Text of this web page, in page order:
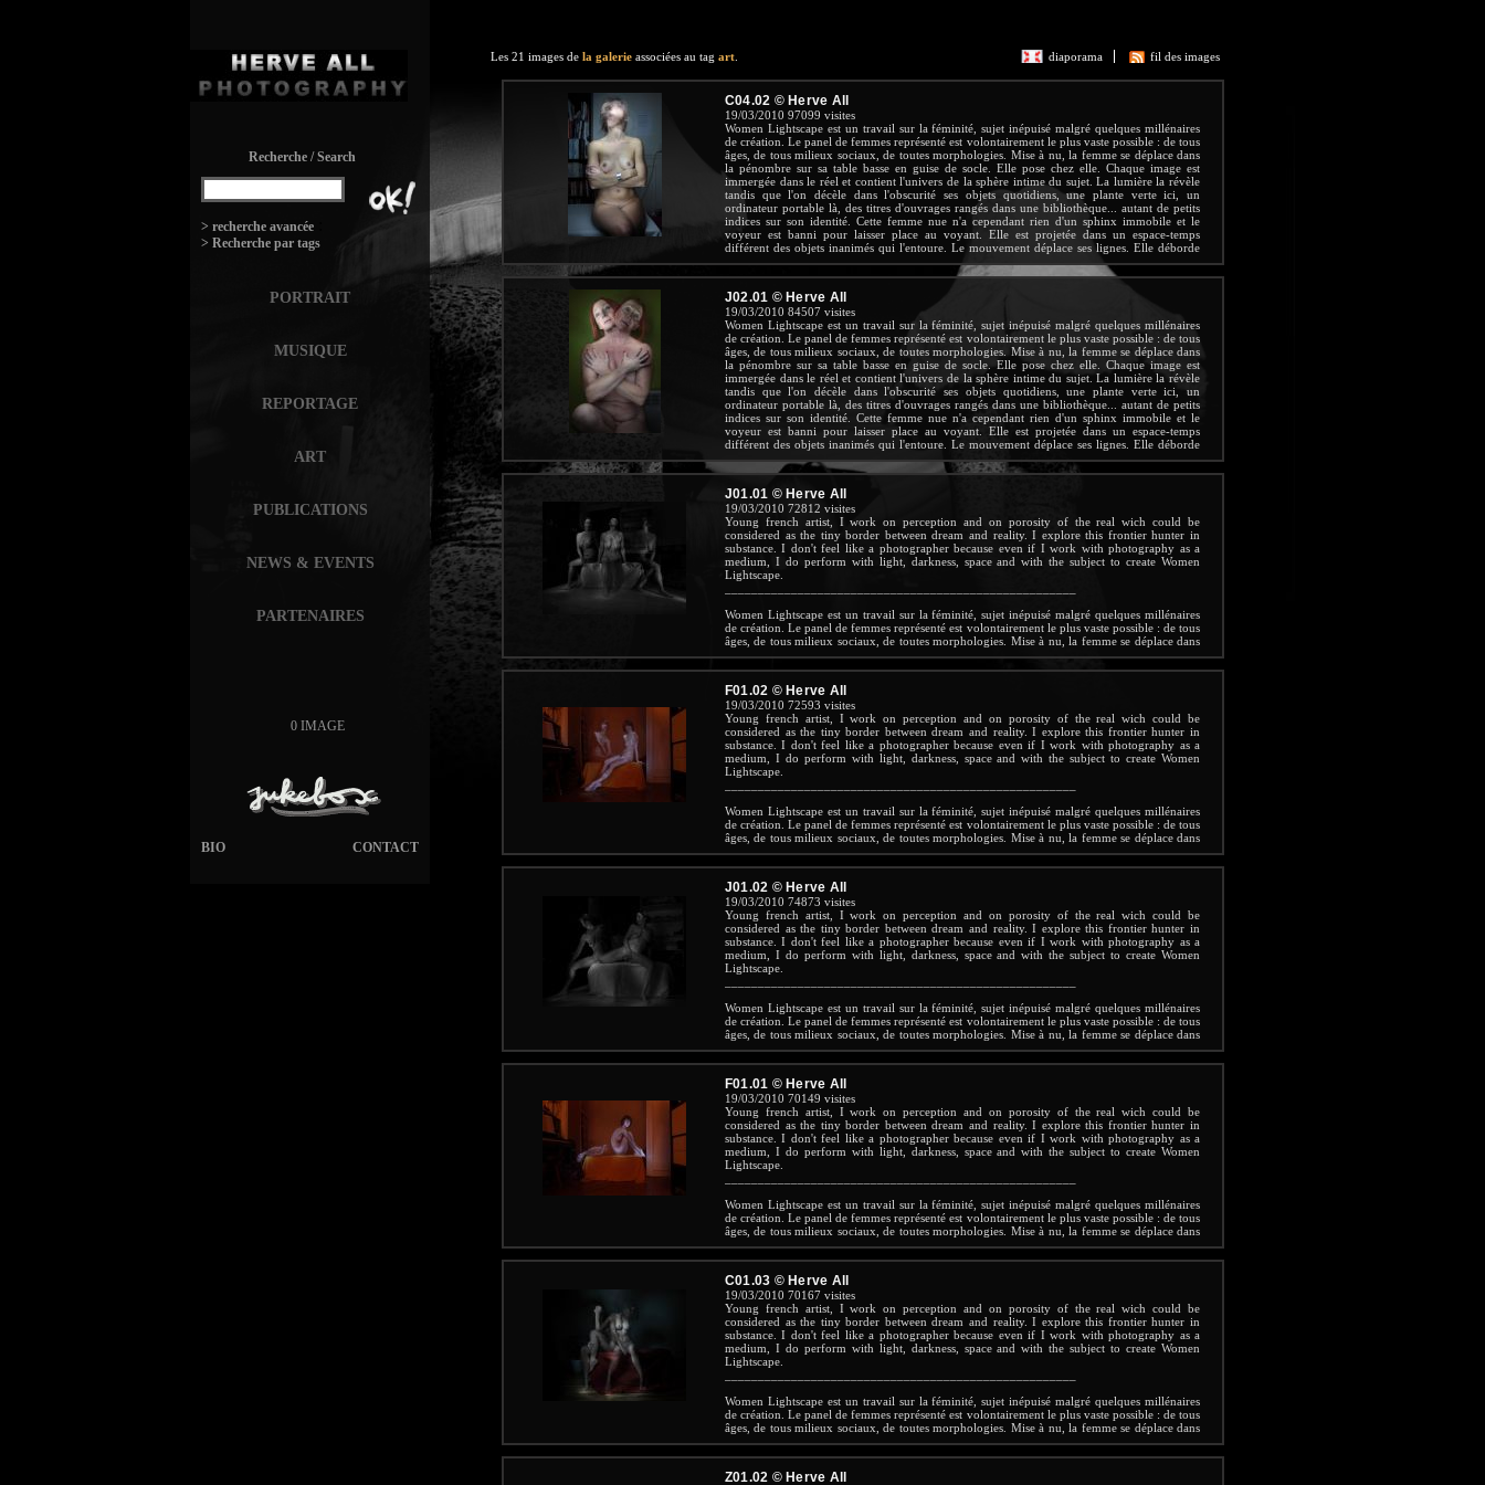
Recherche / Search
> recherche avancée
> Recherche par tags
PORTRAIT
MUSIQUE
REPORTAGE
ART
PUBLICATIONS
NEWS & EVENTS
PARTENAIRES
0 IMAGE
CONTACT
BIO
fil des images
diaporama
Les 21 images de la galerie associées au tag art
C04.02 © Herve All
19/03/2010 97099 visites
Women Lightscape est un travail sur la féminité, sujet inépuisé malgré quelques millénaires
de création. Le panel de femmes représenté est volontairement le plus vaste possible : de tous
âges, de tous milieux sociaux, de toutes morphologies. Mise à nu, la femme se déplace dans
la pénombre sur sa table basse en guise de socle. Elle pose chez elle. Chaque image est
immergée dans le réel et contient l'univers de la sphère intime du sujet. La lumière la révèle
tandis que l'on décèle dans l'obscurité ses objets quotidiens, une plante verte ici, un
ordinateur portable là, des titres d'ouvrages rangés dans une bibliothèque... autant de petits
indices sur son identité. Cette femme nue n'a cependant rien d'un sphinx immobile et le
voyeur est banni pour laisser place au voyant. Elle est projetée dans un espace-temps
différent des objets inanimés qui l'entoure. Le mouvement déplace ses lignes. Elle déborde
de ses contours, sort d'elle-même, dialogue avec son double, se transforme en un être
spectral. Nous révèle-t-elle quelque chose de l'Eternel féminin? Elle plonge en tout cas dans
une autre réalité, dans une beauté explosante fixe si chère au père du surréalisme.
Moine
J02.01 © Herve All
19/03/2010 84507 visites
Women Lightscape est un travail sur la féminité, sujet inépuisé malgré quelques millénaires
de création. Le panel de femmes représenté est volontairement le plus vaste possible : de tous
âges, de tous milieux sociaux, de toutes morphologies. Mise à nu, la femme se déplace dans
la pénombre sur sa table basse en guise de socle. Elle pose chez elle. Chaque image est
immergée dans le réel et contient l'univers de la sphère intime du sujet. La lumière la révèle
tandis que l'on décèle dans l'obscurité ses objets quotidiens, une plante verte ici, un
ordinateur portable là, des titres d'ouvrages rangés dans une bibliothèque... autant de petits
indices sur son identité. Cette femme nue n'a cependant rien d'un sphinx immobile et le
voyeur est banni pour laisser place au voyant. Elle est projetée dans un espace-temps
différent des objets inanimés qui l'entoure. Le mouvement déplace ses lignes. Elle déborde
de ses contours, sort d'elle-même, dialogue avec son double, se transforme en un être
spectral. Nous révèle-t-elle quelque chose de l'Eternel féminin? Elle plonge en tout cas dans
Moine
J01.01 © Herve All
19/03/2010 72812 visites
Young french artist, I work on perception and on porosity of the real wich could be
considered as the tiny border between dream and reality. I explore this frontier hunter in
substance. I don't feel like a photographer because even if I work with photography as a
medium, I do perform with light, darkness, space and with the subject to create Women
Lightscape.
Women Lightscape est un travail sur la féminité, sujet inépuisé malgré quelques millénaires
de création. Le panel de femmes représenté est volontairement le plus vaste possible : de tous
âges, de tous milieux sociaux, de toutes morphologies. Mise à nu, la femme se déplace dans
la pénombre sur sa table basse en guise de socle. Elle pose chez elle. Chaque image est
immergée dans le réel et contient l'univers de la sphère intime du sujet. La lumière la révèle
ordinateur portable là, des titres d'ouvrages rangés dans une bibliothèque... autant de petits
indices sur son identité. Cette femme nue n'a cependant rien d'un sphinx immobile et le
voyeur est banni pour laisser place au voyant. Elle est projetée dans un espace-temps
différent des objets inanimés qui l'entoure. Le mouvement déplace ses lignes. Elle déborde
de ses contours, sort d'elle-même, dialogue avec son double, se transforme en un être
spectral. Nous révèle-t-elle quelque chose de l'Eternel féminin? Elle plonge en tout cas dans
une autre réalité, dans une beauté explosante fixe si chère au père du surréalisme.
F01.02 © Herve All
19/03/2010 72593 visites
Young french artist, I work on perception and on porosity of the real wich could be
considered as the tiny border between dream and reality. I explore this frontier hunter in
substance. I don't feel like a photographer because even if I work with photography as a
medium, I do perform with light, darkness, space and with the subject to create Women
Lightscape.
Women Lightscape est un travail sur la féminité, sujet inépuisé malgré quelques millénaires
de création. Le panel de femmes représenté est volontairement le plus vaste possible : de tous
âges, de tous milieux sociaux, de toutes morphologies. Mise à nu, la femme se déplace dans
la pénombre sur sa table basse en guise de socle. Elle pose chez elle. Chaque image est
immergée dans le réel et contient l'univers de la sphère intime du sujet. La lumière la révèle
ordinateur portable là, des titres d'ouvrages rangés dans une bibliothèque... autant de petits
indices sur son identité. Cette femme nue n'a cependant rien d'un sphinx immobile et le
voyeur est banni pour laisser place au voyant. Elle est projetée dans un espace-temps
différent des objets inanimés qui l'entoure. Le mouvement déplace ses lignes. Elle déborde
de ses contours, sort d'elle-même, dialogue avec son double, se transforme en un être
spectral. Nous révèle-t-elle quelque chose de l'Eternel féminin? Elle plonge en tout cas dans
une autre réalité, dans une beauté explosante fixe si chère au père du surréalisme.
J01.02 © Herve All
19/03/2010 74873 visites
Young french artist, I work on perception and on porosity of the real wich could be
considered as the tiny border between dream and reality. I explore this frontier hunter in
substance. I don't feel like a photographer because even if I work with photography as a
medium, I do perform with light, darkness, space and with the subject to create Women
Lightscape.
Women Lightscape est un travail sur la féminité, sujet inépuisé malgré quelques millénaires
de création. Le panel de femmes représenté est volontairement le plus vaste possible : de tous
âges, de tous milieux sociaux, de toutes morphologies. Mise à nu, la femme se déplace dans
la pénombre sur sa table basse en guise de socle. Elle pose chez elle. Chaque image est
immergée dans le réel et contient l'univers de la sphère intime du sujet. La lumière la révèle
ordinateur portable là, des titres d'ouvrages rangés dans une bibliothèque... autant de petits
indices sur son identité. Cette femme nue n'a cependant rien d'un sphinx immobile et le
voyeur est banni pour laisser place au voyant. Elle est projetée dans un espace-temps
différent des objets inanimés qui l'entoure. Le mouvement déplace ses lignes. Elle déborde
de ses contours, sort d'elle-même, dialogue avec son double, se transforme en un être
spectral. Nous révèle-t-elle quelque chose de l'Eternel féminin? Elle plonge en tout cas dans
une autre réalité, dans une beauté explosante fixe si chère au père du surréalisme.
F01.01 © Herve All
19/03/2010 70149 visites
Young french artist, I work on perception and on porosity of the real wich could be
considered as the tiny border between dream and reality. I explore this frontier hunter in
substance. I don't feel like a photographer because even if I work with photography as a
medium, I do perform with light, darkness, space and with the subject to create Women
Lightscape.
Women Lightscape est un travail sur la féminité, sujet inépuisé malgré quelques millénaires
de création. Le panel de femmes représenté est volontairement le plus vaste possible : de tous
âges, de tous milieux sociaux, de toutes morphologies. Mise à nu, la femme se déplace dans
la pénombre sur sa table basse en guise de socle. Elle pose chez elle. Chaque image est
immergée dans le réel et contient l'univers de la sphère intime du sujet. La lumière la révèle
ordinateur portable là, des titres d'ouvrages rangés dans une bibliothèque... autant de petits
indices sur son identité. Cette femme nue n'a cependant rien d'un sphinx immobile et le
voyeur est banni pour laisser place au voyant. Elle est projetée dans un espace-temps
différent des objets inanimés qui l'entoure. Le mouvement déplace ses lignes. Elle déborde
de ses contours, sort d'elle-même, dialogue avec son double, se transforme en un être
spectral. Nous révèle-t-elle quelque chose de l'Eternel féminin? Elle plonge en tout cas dans
une autre réalité, dans une beauté explosante fixe si chère au père du surréalisme.
C01.03 © Herve All
19/03/2010 70167 visites
Young french artist, I work on perception and on porosity of the real wich could be
considered as the tiny border between dream and reality. I explore this frontier hunter in
substance. I don't feel like a photographer because even if I work with photography as a
medium, I do perform with light, darkness, space and with the subject to create Women
Lightscape.
Women Lightscape est un travail sur la féminité, sujet inépuisé malgré quelques millénaires
de création. Le panel de femmes représenté est volontairement le plus vaste possible : de tous
âges, de tous milieux sociaux, de toutes morphologies. Mise à nu, la femme se déplace dans
la pénombre sur sa table basse en guise de socle. Elle pose chez elle. Chaque image est
immergée dans le réel et contient l'univers de la sphère intime du sujet. La lumière la révèle
ordinateur portable là, des titres d'ouvrages rangés dans une bibliothèque... autant de petits
Z01.02 © Herve All